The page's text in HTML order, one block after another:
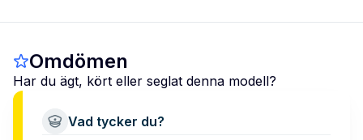
Omdömen
Har du ägt, kört eller seglat denna modell?
Vad tycker du?